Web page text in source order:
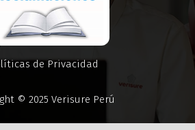
de Privacidad
© 2025 Verisure Perú